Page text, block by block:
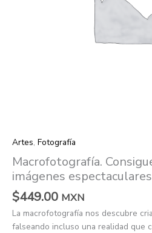
Artes, Fotografía
Macrofotografía.
imágenes espectaculares
$449.00 MXN
La macrofotografía nos descubre
falseando incluso una realidad que